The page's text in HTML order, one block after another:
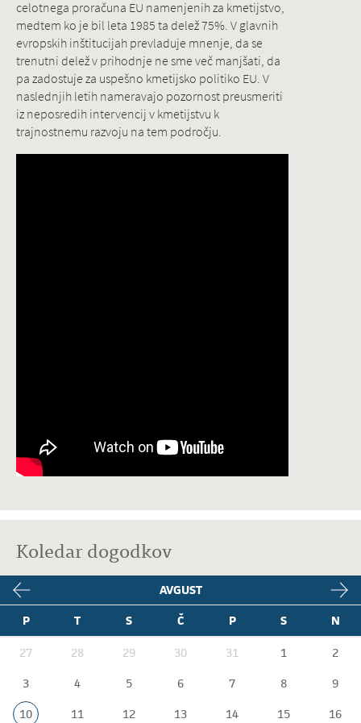
celotnega proračuna EU namenjenih za kmetijstvo,
medtem ko je bil leta 1985 ta delež 75%. V glavnih
evropskih inštitucijah prevladuje mnenje, da se
trenutni delež v prihodnje ne sme več manjšati, da
pa zadostuje za uspešno kmetijsko politiko EU. V
naslednjih letih nameravajo pozornost preusmeriti
iz neposredih intervencij v kmetijstvu k
trajnostnemu razvoju na tem področju.
Koledar dogodkov
AVGUST
P
T S Č P S N
27 28 29 30 31 1
2
3
4 5 6 7 8
9
10
11 12 13 14 15
16